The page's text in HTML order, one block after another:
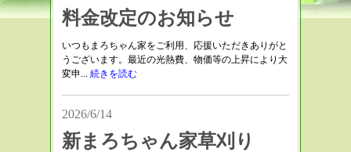
料金改定のお知らせ
いつもまろちゃん家をご利用、応援いただきありがと
うございます。最近の光熱費、物価等の上昇により大
変申... 続きを読む
2026/6/14
新まろちゃん家草刈り